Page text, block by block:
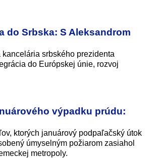
do Srbska: S Aleksandrom
srbského prezidenta
do Európskej únie, rozvoj
výpadku prúdu:
ktorých januárový podpaľačský útok
úmyselným požiarom zasiahol
metropoly.